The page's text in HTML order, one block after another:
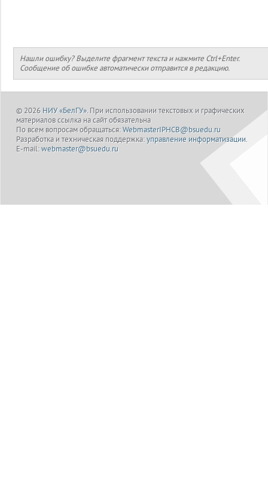
Нашли ошибку? Выделите фрагмент текста и нажмите Ctrl+Enter.
Сообщение об ошибке автоматически отправится в редакцию.
© 2026 НИУ «БелГУ». При использовании текстовых и графических
материалов ссылка на сайт обязательна
По всем вопросам обращаться: WebmasterIPHCB@bsuedu.ru
Разработка и техническая поддержка: управление информатизации.
E-mail: webmaster@bsuedu.ru